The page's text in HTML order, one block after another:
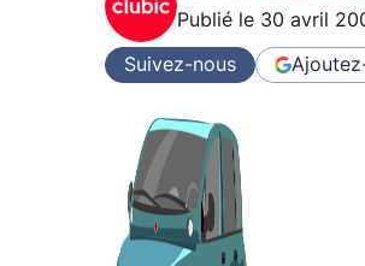
Publié le 30 avril
Suivez-nous